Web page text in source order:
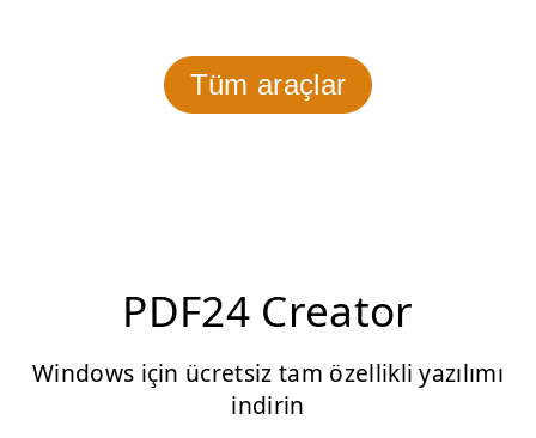
Tüm araçlar
PDF24 Creator
Windows için ücretsiz tam özellikli yazılımı
indirin